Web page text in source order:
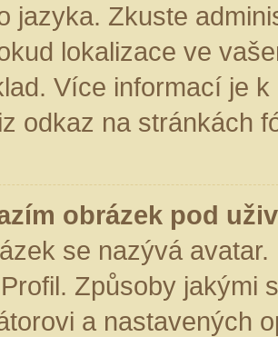
jazyka. Zkuste
lokalizace ve
Více informací je
odkaz na stránkách
obrázek pod
se nazývá
Způsoby jakými
a nastavených